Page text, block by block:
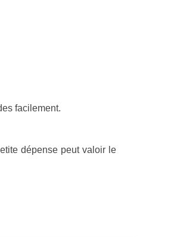
facilement.
dépense peut valoir le